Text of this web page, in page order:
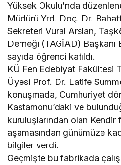
Yüksek Okulu’nda
Müdürü Yrd. Doç. Dr.
Sekreteri Vural Arslan,
Derneği (TAGİAD)
sayıda öğrenci katıldı.
KÜ Fen Edebiyat Fakültesi
Üyesi Prof. Dr. Latife
konuşmada, Cumhuriyet
Kastamonu’daki ve
kuruluşlarından olan Kendir
aşamasından günümüze
bilgiler verdi.
Geçmişte bu fabrikada